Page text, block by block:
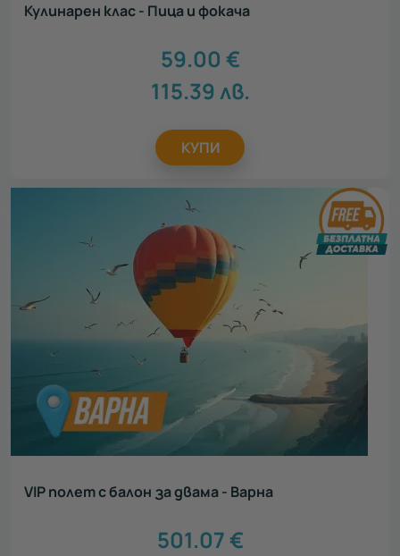
Кулинарен клас - Пица и фокача
59.00 €
115.39 лв.
КУПИ
VIP полет с балон за двама - Варна
501.07€